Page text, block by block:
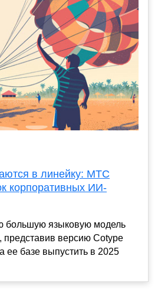
в линейку: МТС
корпоративных ИИ-
большую языковую модель
представив версию Cotype
ее базе выпустить в 2025